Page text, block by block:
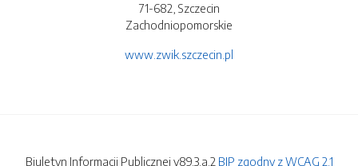
71-682, Szczecin
Zachodniopomorskie
www.zwik.szczecin.pl
Biuletyn Informacji Publicznej v89.3.a.2 BIP zgodny z WCAG 2.1